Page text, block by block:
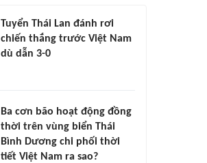
Tuyển Thái Lan đánh rơi
chiến thắng trước Việt Nam
dù dẫn 3-0
Ba cơn bão hoạt động đồng
thời trên vùng biển Thái
Bình Dương chi phối thời
tiết Việt Nam ra sao?